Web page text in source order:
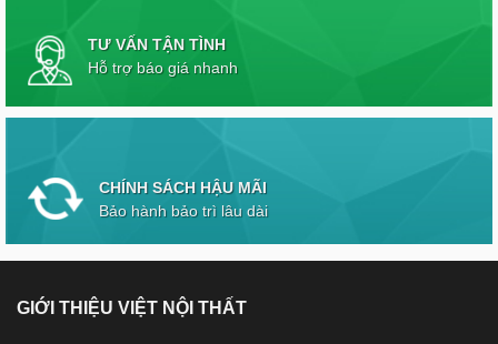
TƯ VẤN TẬN TÌNH
Hỗ trợ báo giá nhanh
CHÍNH SÁCH HẬU MÃI
Bảo hành bảo trì lâu dài
GIỚI THIỆU VIỆT NỘI THẤT